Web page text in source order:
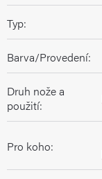
Typ:
Barva/Provedení:
Druh nože a
použití:
Pro koho: